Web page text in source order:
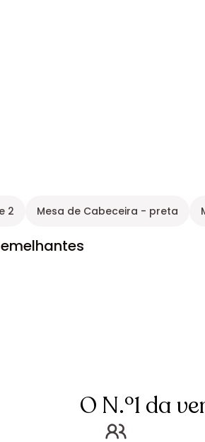
2 Mesa de Cabeceira - preta
O N.º1 da